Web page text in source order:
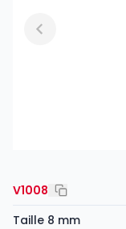
V1008
Taille 8 mm